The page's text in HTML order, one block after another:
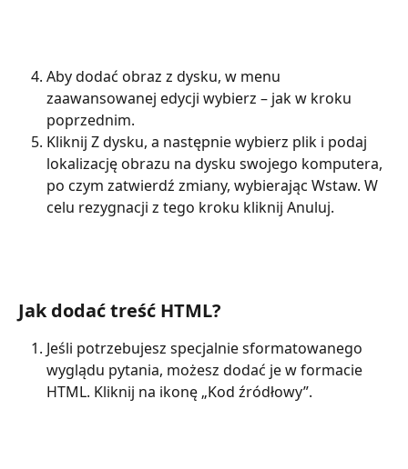
Aby dodać obraz z dysku, w menu
zaawansowanej edycji wybierz – jak w kroku
poprzednim.
Kliknij Z dysku, a następnie wybierz plik i podaj
lokalizację obrazu na dysku swojego komputera,
po czym zatwierdź zmiany, wybierając Wstaw. W
celu rezygnacji z tego kroku kliknij Anuluj.
Jak dodać treść HTML?
Jeśli potrzebujesz specjalnie sformatowanego
wyglądu pytania, możesz dodać je w formacie
HTML. Kliknij na ikonę „Kod źródłowy”.